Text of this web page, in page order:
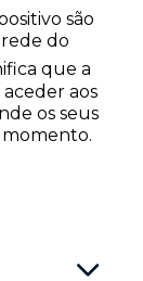
são
do
que a
aos
os seus